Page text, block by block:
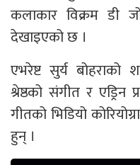
कलाकार विक्रम डी
देखाइएको छ ।
एभरेष्ट सुर्य
श्रेष्ठको संगीत र एड्रिन
गीतको भिडियो
हुन् ।